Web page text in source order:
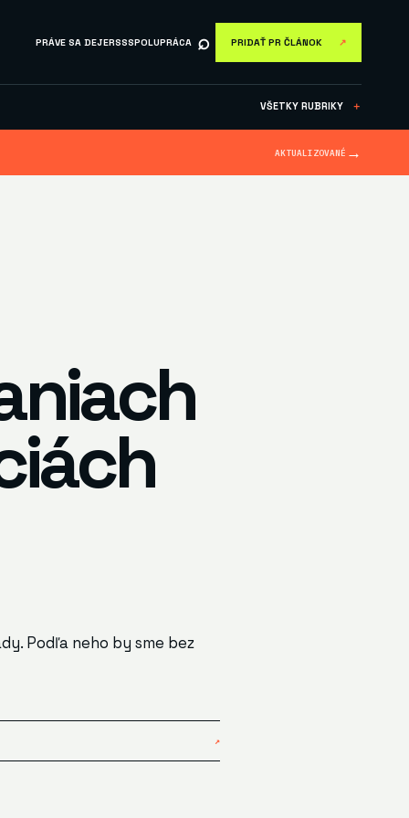
PRÁVE SA DEJERSSSPOLUPRÁCA ⌕ PRIDAŤ PR ČLÁNOK ↗
VŠETKY RUBRIKY ＋
AKTUALIZOVANÉ →
Podľa neho by sme bez
↗